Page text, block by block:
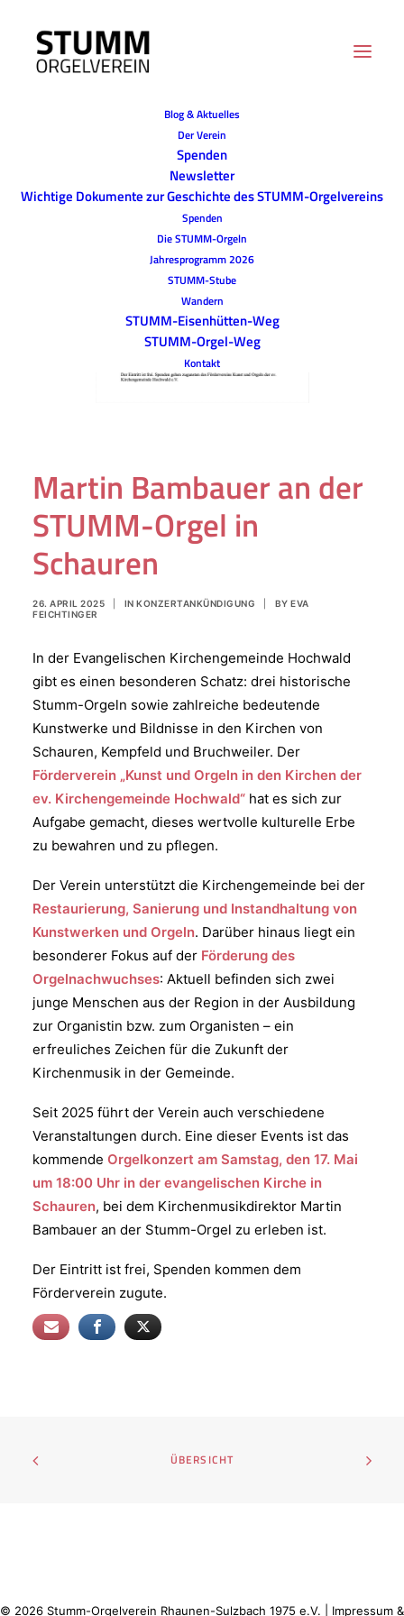
Blog & Aktuelles
Der Verein
Spenden
Newsletter
Wichtige Dokumente zur Geschichte des STUMM-Orgelvereins
Spenden
Die STUMM-Orgeln
Jahresprogramm 2026
STUMM-Stube
Wandern
STUMM-Eisenhütten-Weg
STUMM-Orgel-Weg
Kontakt
Martin Bambauer an der
STUMM-Orgel in
Schauren
26. APRIL 2025 IN KONZERTANKÜNDIGUNG BY EVA
FEICHTINGER
In der Evangelischen Kirchengemeinde Hochwald
gibt es einen besonderen Schatz: drei historische
Stumm-Orgeln sowie zahlreiche bedeutende
Kunstwerke und Bildnisse in den Kirchen von
Schauren, Kempfeld und Bruchweiler. Der
Förderverein „Kunst und Orgeln in den Kirchen der
ev. Kirchengemeinde Hochwald“ hat es sich zur
Aufgabe gemacht, dieses wertvolle kulturelle Erbe
zu bewahren und zu pflegen.
Der Verein unterstützt die Kirchengemeinde bei der
Restaurierung, Sanierung und Instandhaltung von
Kunstwerken und Orgeln. Darüber hinaus liegt ein
besonderer Fokus auf der Förderung des
Orgelnachwuchses: Aktuell befinden sich zwei
junge Menschen aus der Region in der Ausbildung
zur Organistin bzw. zum Organisten – ein
erfreuliches Zeichen für die Zukunft der
Kirchenmusik in der Gemeinde.
Seit 2025 führt der Verein auch verschiedene
Veranstaltungen durch. Eine dieser Events ist das
kommende Orgelkonzert am Samstag, den 17. Mai
um 18:00 Uhr in der evangelischen Kirche in
Schauren, bei dem Kirchenmusikdirektor Martin
Bambauer an der Stumm-Orgel zu erleben ist.
Der Eintritt ist frei, Spenden kommen dem
Förderverein zugute.
ÜBERSICHT
© 2026 Stumm-Orgelverein Rhaunen-Sulzbach 1975 e.V. | Impressum &